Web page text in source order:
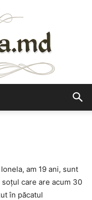
am 19 ani, sunt
care are acum 30
în păcatul